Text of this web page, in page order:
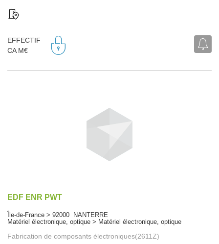
EFFECTIF
CA M€
EDF ENR PWT
Île-de-France > 92000 NANTERRE
Matériel électronique, optique > Matériel électronique, optique
Fabrication de composants électroniques(2611Z)